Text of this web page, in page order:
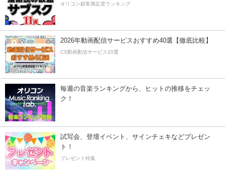
オリコン顧客満足度ランキング
2026年動画配信サービスおすすめ40選【徹底比較】
CS動画配信サービス20選
毎週の音楽ランキングから、ヒットの推移をチェッ
ク！
試写会、登壇イベント、サインチェキなどプレゼン
ト！
プレゼント特集